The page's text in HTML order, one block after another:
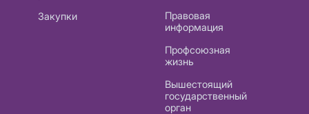
Закупки
Правовая
информация
Профсоюзная
жизнь
Вышестоящий
государственный
орган